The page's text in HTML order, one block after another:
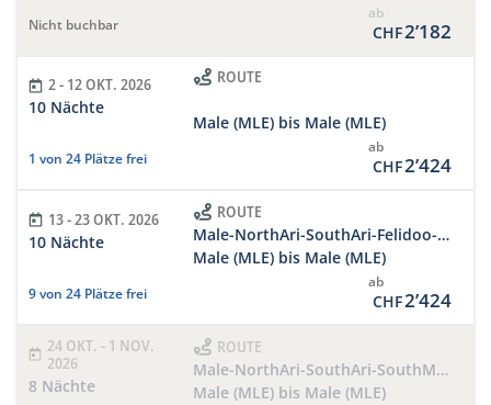
ab
CHF2’182
Nicht buchbar
2 - 12 OKT. 2026
10 Nächte
ROUTE
Male (MLE) bis Male (MLE)
ab
CHF2’424
1 von 24 Plätze frei
13 - 23 OKT. 2026
10 Nächte
ROUTE
Male-NorthAri-SouthAri-Felidoo-SouthMale-Male
Male (MLE) bis Male (MLE)
ab
CHF2’424
9 von 24 Plätze frei
24 OKT. - 1 NOV.
2026
8 Nächte
ROUTE
Male-NorthAri-SouthAri-SouthMale-Male
Male (MLE) bis Male (MLE)